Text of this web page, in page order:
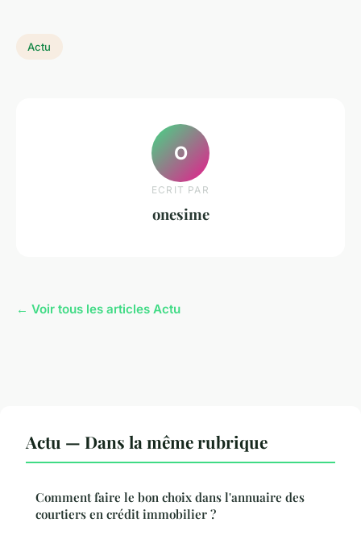
Actu
O
ECRIT PAR
onesime
← Voir tous les articles Actu
Actu — Dans la même rubrique
Comment faire le bon choix dans l'annuaire des
courtiers en crédit immobilier ?